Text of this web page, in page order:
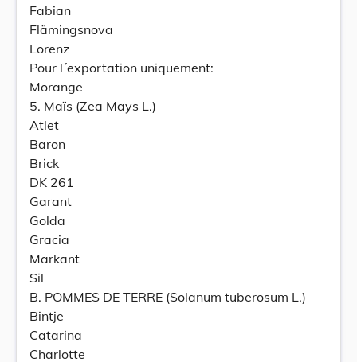
Fabian
Flämingsnova
Lorenz
Pour l´exportation uniquement:
Morange
5. Maïs (Zea Mays L.)
Atlet
Baron
Brick
DK 261
Garant
Golda
Gracia
Markant
Sil
B. POMMES DE TERRE (Solanum tuberosum L.)
Bintje
Catarina
Charlotte